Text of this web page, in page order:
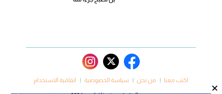
× اكتب معنا من نحن سياسة الخصوصية اتفاقية الاستخدام